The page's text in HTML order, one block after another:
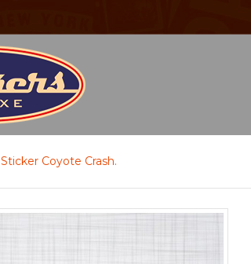
Sticker Coyote Crash.